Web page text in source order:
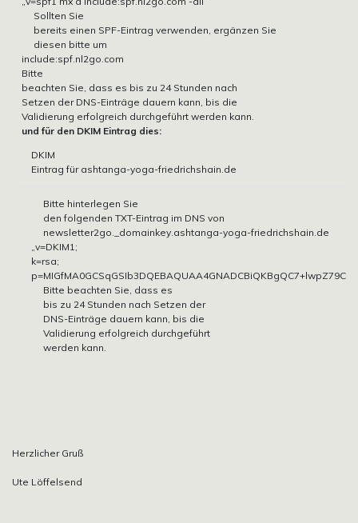
Sollten Sie
bereits einen SPF-Eintrag verwenden, ergänzen Sie
diesen bitte um
include:spf.nl2go.com
Bitte
beachten Sie, dass es bis zu 24 Stunden nach
Setzen der DNS-Einträge dauern kann, bis die
Validierung erfolgreich durchgeführt werden kann.
und für den DKIM Eintrag dies:
DKIM
Eintrag für ashtanga-yoga-friedrichshain.de
Bitte hinterlegen Sie
den folgenden TXT-Eintrag im DNS von
newsletter2go._domainkey.ashtanga-yoga-friedrichshain.de
„v=DKIM1;
k=rsa;
Bitte beachten Sie, dass es
bis zu 24 Stunden nach Setzen der
DNS-Einträge dauern kann, bis die
Validierung erfolgreich durchgeführt
werden kann.
Herzlicher Gruß
Ute Löffelsend